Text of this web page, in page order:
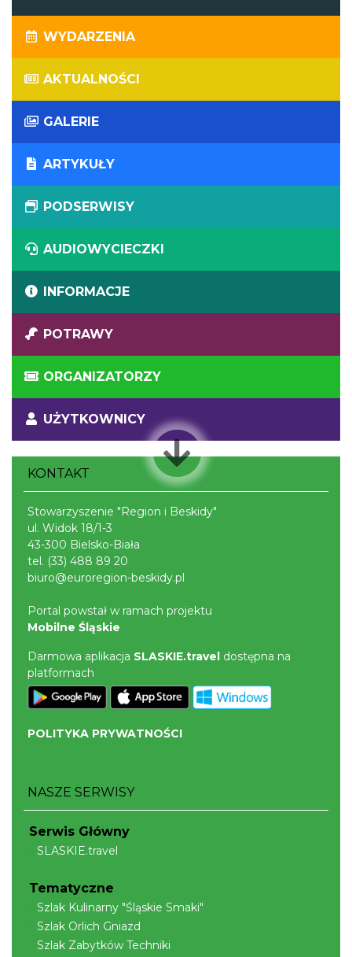
WYDARZENIA
AKTUALNOŚCI
GALERIE
ARTYKUŁY
PODSERWISY
AUDIOWYCIECZKI
INFORMACJE
POTRAWY
ORGANIZATORZY
UŻYTKOWNICY
KONTAKT
Stowarzyszenie "Region i Beskidy"
ul. Widok 18/1-3
43-300 Bielsko-Biała
tel. (33) 488 89 20
biuro@euroregion-beskidy.pl
Portal powstał w ramach projektu
Mobilne Śląskie
Darmowa aplikacja SLASKIE.travel dostępna na
platformach
POLITYKA PRYWATNOŚCI
NASZE SERWISY
Serwis Główny
SLASKIE.travel
Tematyczne
Szlak Kulinarny "Śląskie Smaki"
Szlak Orlich Gniazd
Szlak Zabytków Techniki